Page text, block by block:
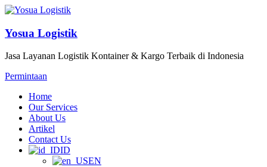
Yosua Logistik
Jasa Layanan Logistik Kontainer & Kargo Terbaik di Indonesia
Permintaan
Home
Our Services
About Us
Artikel
Contact Us
ID
EN